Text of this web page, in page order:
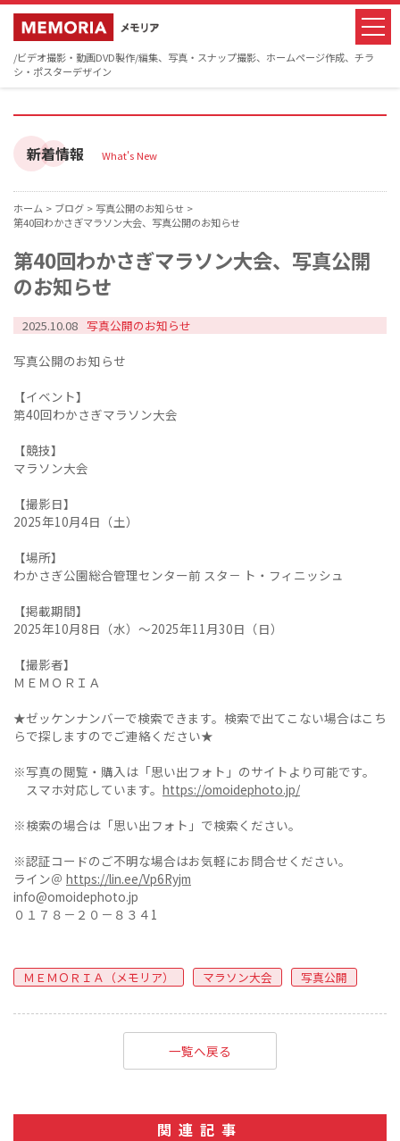
/ビデオ撮影・動画DVD製作/編集、写真・スナップ撮影、ホームページ作成、チラ
シ・ポスターデザイン
新着情報 What's New
ホーム > ブログ > 写真公開のお知らせ >
第40回わかさぎマラソン大会、写真公開のお知らせ
第40回わかさぎマラソン大会、写真公開
のお知らせ
2025.10.08 写真公開のお知らせ
写真公開のお知らせ
【イベント】
第40回わかさぎマラソン大会
【競技】
マラソン大会
【撮影日】
2025年10月4日（土）
【場所】
わかさぎ公園総合管理センター前 スタ－ ト・フィニッシュ
【掲載期間】
2025年10月8日（水）～2025年11月30日（日）
【撮影者】
ＭＥＭＯＲＩＡ
★ゼッケンナンバーで検索できます。検索で出てこない場合はこち
らで探しますのでご連絡ください★
※写真の閲覧・購入は「思い出フォト」のサイトより可能です。
スマホ対応しています。 https://omoidephoto.jp/
※検索の場合は「思い出フォト」で検索ください。
※認証コードのご不明な場合はお気軽にお問合せください。
ライン＠ https://lin.ee/Vp6Ryjm
info@omoidephoto.jp
０１７８－２０－８３４1
ＭＥＭＯＲＩＡ（メモリア） マラソン大会 写真公開
一覧へ戻る
関連記事